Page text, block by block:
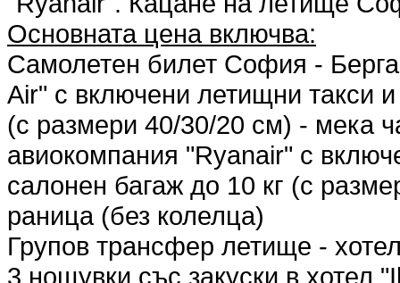
Основната цена включва:
Самолетен билет София -
Air" с включени летищни такси
(с размери 40/30/20 см) - мека
авиокомпания "Ryanair" с
салонен багаж до 10 кг (с
раница (без колелца)
Групов трансфер летище -
3 нощувки със закуски в хотел